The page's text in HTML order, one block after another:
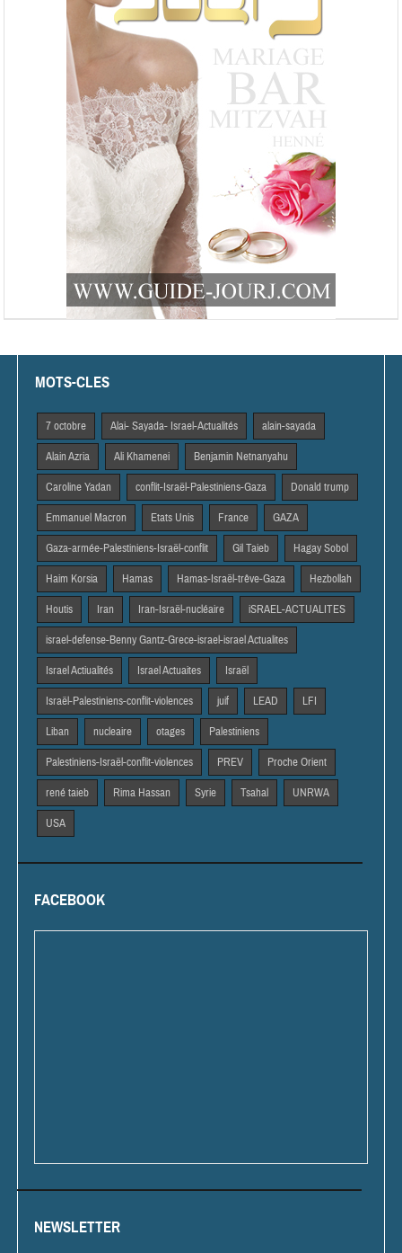
MOTS-CLES
7 octobre Alai- Sayada- Israel-Actualités alain-sayada
Alain Azria Ali Khamenei Benjamin Netnanyahu
Caroline Yadan conflit-Israël-Palestiniens-Gaza Donald trump
Emmanuel Macron Etats Unis France GAZA
Gaza-armée-Palestiniens-Israël-conflit Gil Taieb Hagay Sobol
Haim Korsia Hamas Hamas-Israël-trêve-Gaza Hezbollah
Houtis Iran Iran-Israël-nucléaire iSRAEL-ACTUALITES
israel-defense-Benny Gantz-Grece-israel-israel Actualites
Israel Actiualités Israel Actuaites Israël
Israël-Palestiniens-conflit-violences juif LEAD LFI
Liban nucleaire otages Palestiniens
Palestiniens-Israël-conflit-violences PREV Proche Orient
rené taieb Rima Hassan Syrie Tsahal UNRWA
USA
FACEBOOK
NEWSLETTER